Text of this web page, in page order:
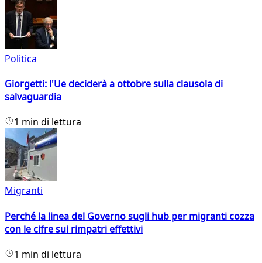
Politica
Giorgetti: l'Ue deciderà a ottobre sulla clausola di
salvaguardia
1 min di lettura
Migranti
Perché la linea del Governo sugli hub per migranti cozza
con le cifre sui rimpatri effettivi
1 min di lettura